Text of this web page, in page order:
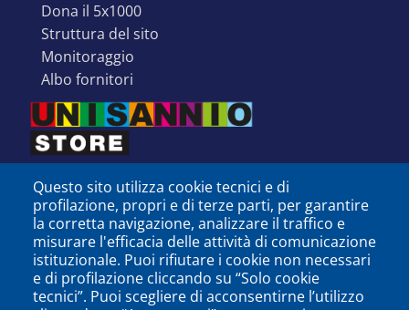
dona il 5x1000
struttura del sito
monitoraggio
albo fornitori
Questo sito utilizza cookie tecnici e di
profilazione, propri e di terze parti, per garantire
la corretta navigazione, analizzare il traffico e
misurare l'efficacia delle attività di comunicazione
istituzionale. Puoi rifiutare i cookie non necessari
e di profilazione cliccando su “Solo cookie
tecnici”. Puoi scegliere di acconsentirne l’utilizzo